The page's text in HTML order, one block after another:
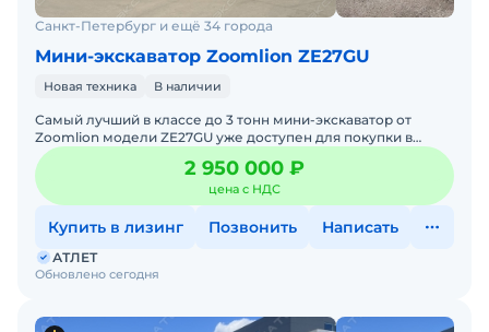
Санкт-Петербург и ещё 34 города
Мини-экскаватор Zoomlion ZE27GU
Новая техника В наличии
Самый лучший в классе до 3 тонн мини-экскаватор от
Zoomlion модели ZE27GU уже доступен для покупки в
России! Новейшая модель! Самая просторная кабина плюс
самая
2 950 000 ₽
цена с НДС
Купить в лизинг Позвонить Написать
Обновлено сегодня
АТЛЕТ